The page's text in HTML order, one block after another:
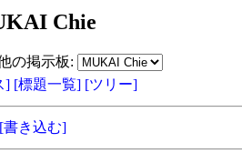
Chie
の掲示板:
] [標題一覧] [ツリー]
[書き込む]